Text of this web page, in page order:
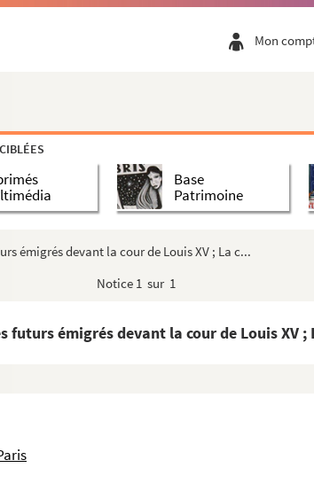
Mon
Base
Patrimoine
émigrés devant la cour de Louis XV ; La c...
Notice 1 sur 1
émigrés devant la cour de Louis XV ;
municipal
prêtres